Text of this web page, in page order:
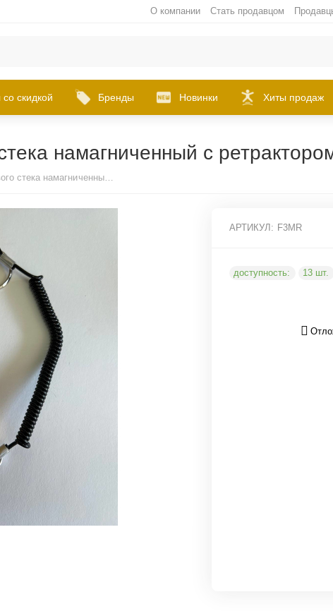
О компании Стать продавцом
скидкой Бренды Новинки Хиты продаж
намагниченный с
Фиксатор грузов весового стека намагниченный с ретрактором 13 см
АРТИКУЛ: F3MR
доступность: 13 шт.